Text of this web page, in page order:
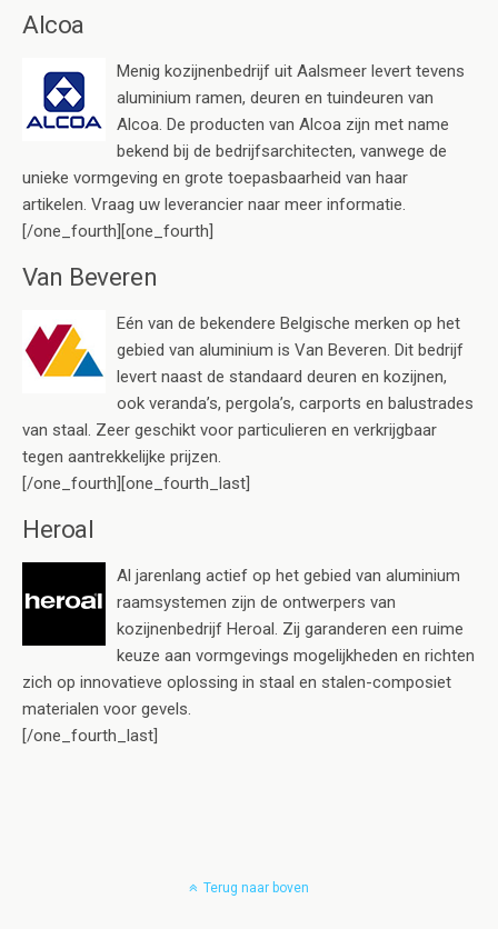
Alcoa
Menig kozijnenbedrijf uit Aalsmeer levert tevens
aluminium ramen, deuren en tuindeuren van
Alcoa. De producten van Alcoa zijn met name
bekend bij de bedrijfsarchitecten, vanwege de
unieke vormgeving en grote toepasbaarheid van haar
artikelen. Vraag uw leverancier naar meer informatie.
[/one_fourth][one_fourth]
Van Beveren
Eén van de bekendere Belgische merken op het
gebied van aluminium is Van Beveren. Dit bedrijf
levert naast de standaard deuren en kozijnen,
ook veranda’s, pergola’s, carports en balustrades
van staal. Zeer geschikt voor particulieren en verkrijgbaar
tegen aantrekkelijke prijzen.
[/one_fourth][one_fourth_last]
Heroal
Al jarenlang actief op het gebied van aluminium
raamsystemen zijn de ontwerpers van
kozijnenbedrijf Heroal. Zij garanderen een ruime
keuze aan vormgevings mogelijkheden en richten
zich op innovatieve oplossing in staal en stalen-composiet
materialen voor gevels.
[/one_fourth_last]
Terug naar boven